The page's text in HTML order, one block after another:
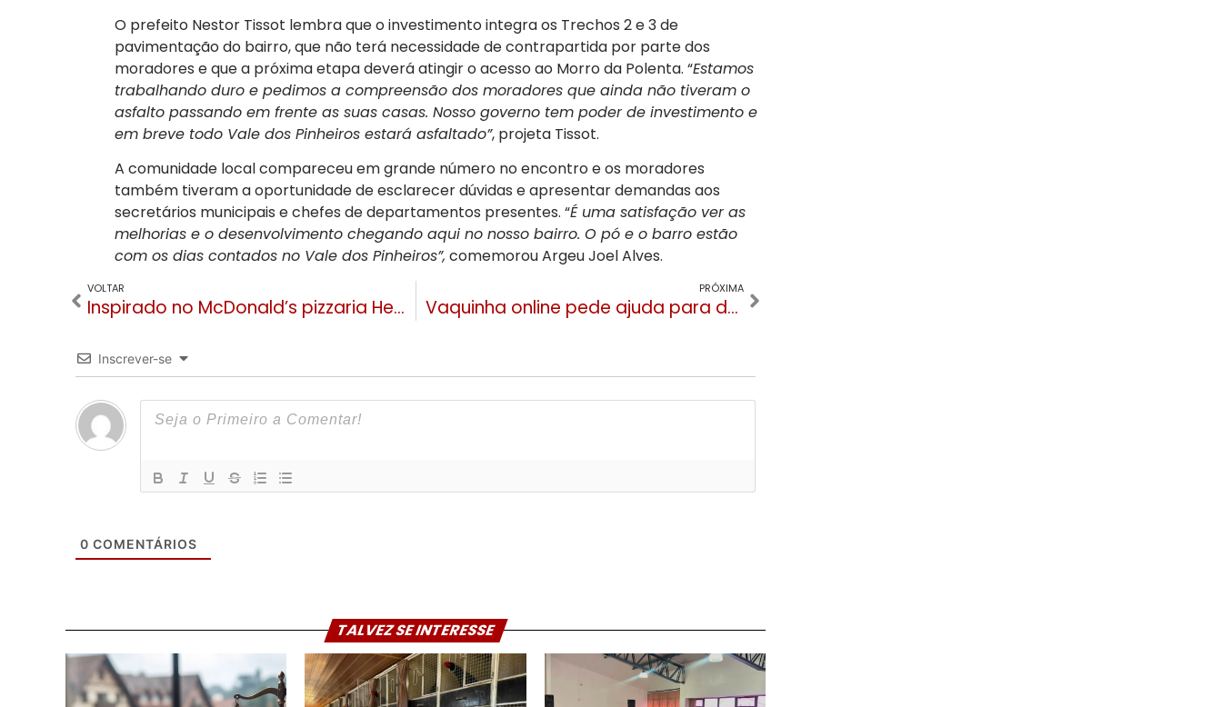
O prefeito Nestor Tissot lembra que o investimento integra os Trechos 2 e 3 de
pavimentação do bairro, que não terá necessidade de contrapartida por parte dos
moradores e que a próxima etapa deverá atingir o acesso ao Morro da Polenta. “Estamos
trabalhando duro e pedimos a compreensão dos moradores que ainda não tiveram o
asfalto passando em frente as suas casas. Nosso governo tem poder de investimento e
em breve todo Vale dos Pinheiros estará asfaltado”, projeta Tissot.
A comunidade local compareceu em grande número no encontro e os moradores
também tiveram a oportunidade de esclarecer dúvidas e apresentar demandas aos
secretários municipais e chefes de departamentos presentes. “É uma satisfação ver as
melhorias e o desenvolvimento chegando aqui no nosso bairro. O pó e o barro estão
com os dias contados no Vale dos Pinheiros”, comemorou Argeu Joel Alves.
VOLTAR
Inspirado no McDonald’s pizzaria Hector faz ação social em Gramado no dia 28
PRÓXIMA
Vaquinha online pede ajuda para decoradora de Gramado que teve um aneurisma cerebral
Inscrever-se
0 COMENTÁRIOS
TALVEZ SE INTERESSE